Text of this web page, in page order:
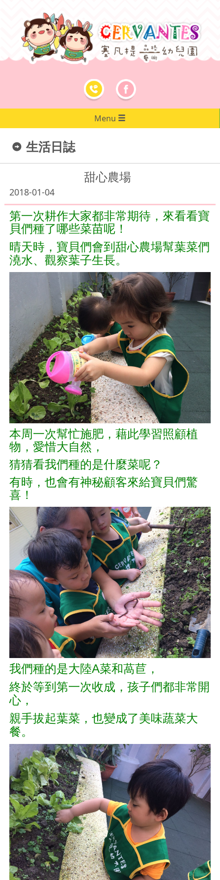
Menu
生活日誌
甜心農場
2018-01-04
第一次耕作大家都非常期待，來看看寶
貝們種了哪些菜苗呢！
晴天時，寶貝們會到甜心農場幫葉菜們
澆水、觀察葉子生長。
本周一次幫忙施肥， 藉此學習照顧植
物，愛惜大自然，
猜猜看我們種的是什麼菜呢？
有時，也會有神秘顧客來給寶貝們驚
喜！
我們種的是大陸A菜和萵苣，
終於等到第一次收成，孩子們都非常開
心，
親手拔起葉菜，也變成了美味蔬菜大
餐。